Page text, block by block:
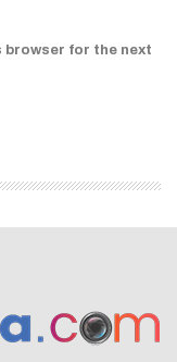
browser for the next